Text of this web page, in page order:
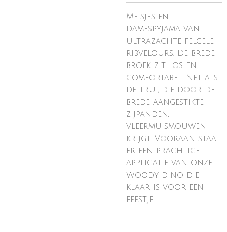
Meisjes en
damespyjama van
ultrazachte felgele
ribvelours. De brede
broek zit los en
comfortabel. Net als
de trui, die door de
brede aangestikte
zijpanden,
vleermuismouwen
krijgt. Vooraan staat
er een prachtige
applicatie van onze
Woody dino, die
klaar is voor een
feestje !